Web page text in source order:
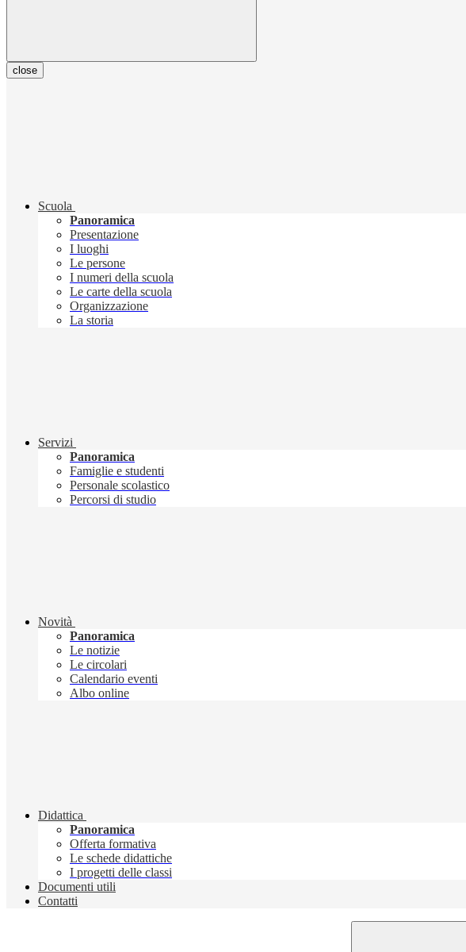
close
Scuola
Panoramica
Presentazione
I luoghi
Le persone
I numeri della scuola
Le carte della scuola
Organizzazione
La storia
Servizi
Panoramica
Famiglie e studenti
Personale scolastico
Percorsi di studio
Novità
Panoramica
Le notizie
Le circolari
Calendario eventi
Albo online
Didattica
Panoramica
Offerta formativa
Le schede didattiche
I progetti delle classi
Documenti utili
Contatti